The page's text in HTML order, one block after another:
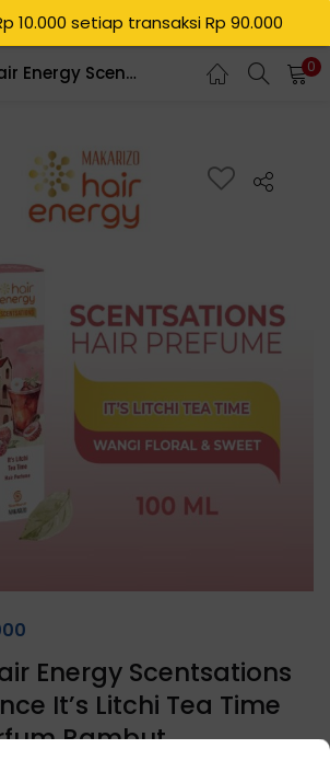
Makarizo Hair Energy Scentsations Hair Fragrance It’s Litchi Tea Time 100 mL | Parfum Rambut 0
Energy Scentsations
It’s Litchi Tea Time
Rambut
10.000 setiap transaksi Rp 90.000